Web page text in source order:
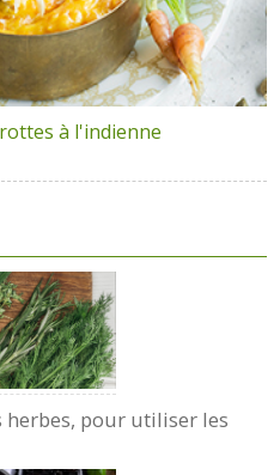
à l'indienne
herbes, pour utiliser les